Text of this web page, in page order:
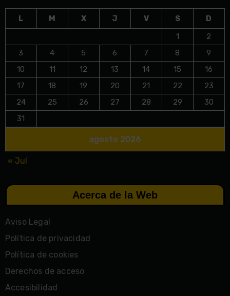
agosto 2026
L M X J V S
D
1
2
3
4 5 6 7 8
9
10
11 12 13 14 15
16
17
18 19 20 21 22
23
24
25 26 27 28 29
30
31
« Jul
Acerca de la Web
Aviso Legal
Política de privacidad
Política de cookies
Derechos de acceso
Accesibilidad